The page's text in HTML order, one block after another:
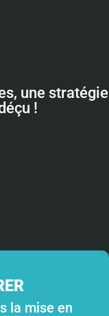
une stratégie
!
la mise en